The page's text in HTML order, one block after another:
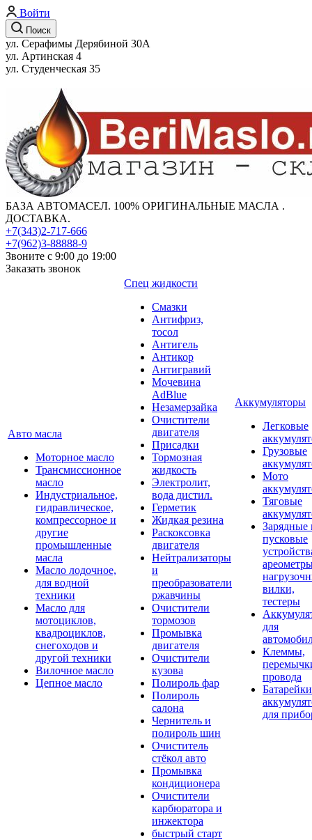
Войти
Поиск
ул. Серафимы Дерябиной 30А
ул. Артинская 4
ул. Студенческая 35
БАЗА АВТОМАСЕЛ. 100% ОРИГИНАЛЬНЫЕ МАСЛА .
ДОСТАВКА.
+7(343)2-717-666
+7(962)3-88888-9
Звоните с 9:00 до 19:00
Заказать звонок
Авто масла
Моторное масло
Трансмиссионное
масло
Индустриальное,
гидравлическое,
компрессорное и
другие
промышленные
масла
Масло лодочное,
для водной
техники
Масло для
мотоциклов,
квадроциклов,
снегоходов и
другой техники
Вилочное масло
Цепное масло
Спец жидкости
Смазки
Антифриз,
тосол
Антигель
Антикор
Антигравий
Мочевина
AdBlue
Незамерзайка
Очистители
двигателя
Присадки
Тормозная
жидкость
Электролит,
вода дистил.
Герметик
Жидкая резина
Раскоксовка
двигателя
Нейтрализаторы
и
преобразователи
ржавчины
Очистители
тормозов
Промывка
двигателя
Очистители
кузова
Полироль фар
Полироль
салона
Чернитель и
полироль шин
Очиститель
стёкол авто
Промывка
кондиционера
Очистители
карбюратора и
инжектора
быстрый старт
Аккумуляторы
Легковые
Грузовые
Мото
Тяговые
Зарядные
пусковые
вилки,
тестеры
для
Клеммы,
провода
для